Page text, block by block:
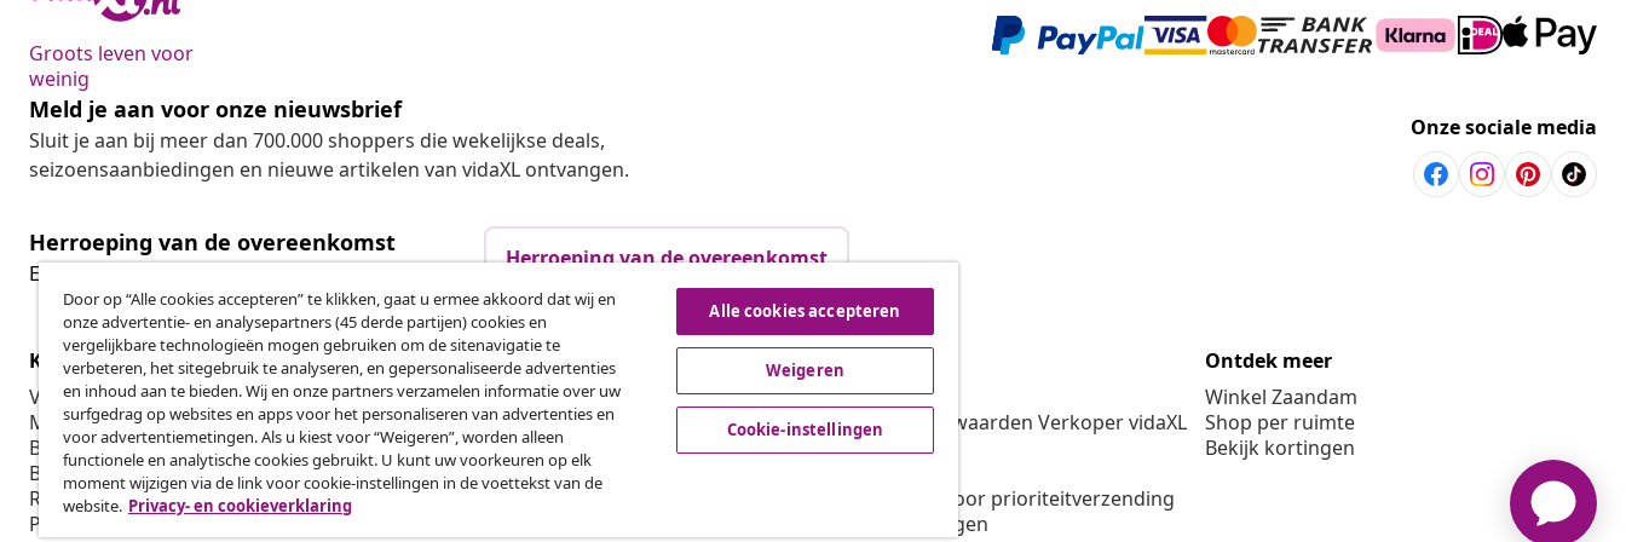
Groots leven voor
weinig
Meld je aan voor onze nieuwsbrief
Sluit je aan bij meer dan 700.000 shoppers die wekelijkse deals,
seizoensaanbiedingen en nieuwe artikelen van vidaXL ontvangen.
Onze sociale media
Herroeping van de overeenkomst
Een annulering voor je bestelling indienen
Herroeping van de overeenkomst
Klantenservice
Volg je bestelling
Mijn account
Betalen
Bezorgen
Retourneren
Productinformatie
Zakelijk
Affiliateprogramma
Produceren voor vidaXL
Marketingsamenwerkingen
vidaXL
Over vidaXL
Algemene voorwaarden Verkoper vidaXL
Privacybeleid
Voorwaarden voor prioriteitverzending
Cookie-instellingen
Ontdek meer
Winkel Zaandam
Shop per ruimte
Bekijk kortingen
Door op “Alle cookies accepteren” te klikken, gaat u ermee akkoord dat wij en
onze advertentie- en analysepartners (45 derde partijen) cookies en
vergelijkbare technologieën mogen gebruiken om de sitenavigatie te
verbeteren, het sitegebruik te analyseren, en gepersonaliseerde advertenties
en inhoud aan te bieden. Wij en onze partners verzamelen informatie over uw
surfgedrag op websites en apps voor het personaliseren van advertenties en
voor advertentiemetingen. Als u kiest voor “Weigeren”, worden alleen
functionele en analytische cookies gebruikt. U kunt uw voorkeuren op elk
moment wijzigen via de link voor cookie-instellingen in de voettekst van de
website. Privacy- en cookieverklaring
Alle cookies accepteren
Weigeren
Cookie-instellingen